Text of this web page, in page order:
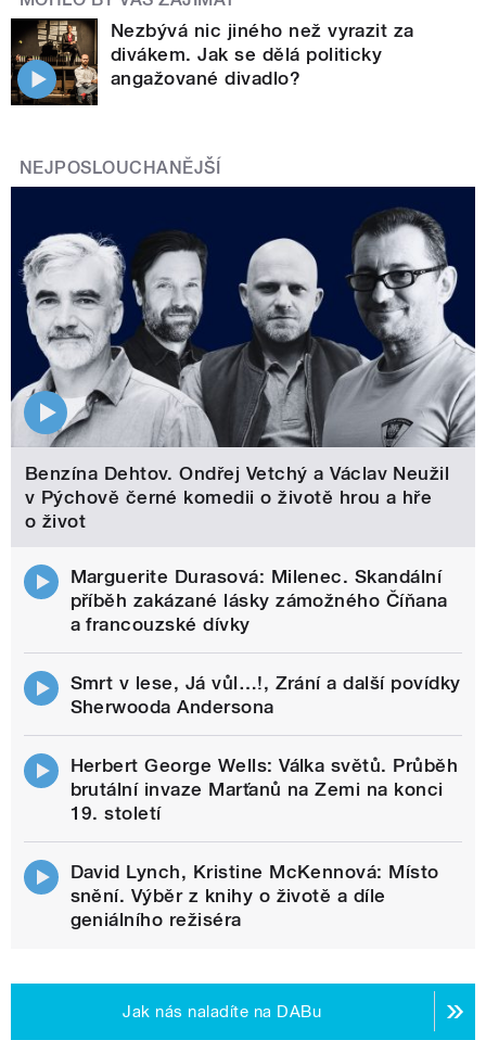
Nezbývá nic jiného než vyrazit za
divákem. Jak se dělá politicky
angažované divadlo?
NEJPOSLOUCHANĚJŠÍ
Benzína Dehtov. Ondřej Vetchý a Václav Neužil
v Pýchově černé komedii o životě hrou a hře
o život
Marguerite Durasová: Milenec. Skandální
příběh zakázané lásky zámožného Číňana
a francouzské dívky
Smrt v lese, Já vůl…!, Zrání a další povídky
Sherwooda Andersona
Herbert George Wells: Válka světů. Průběh
brutální invaze Marťanů na Zemi na konci
19. století
David Lynch, Kristine McKennová: Místo
snění. Výběr z knihy o životě a díle
geniálního režiséra
Jak nás naladíte na DABu